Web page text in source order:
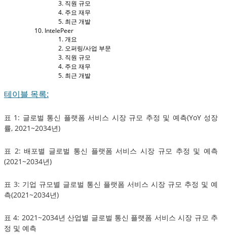
직원 규모
주요 재무
최근 개발
IntelePeer
개요
오퍼링/사업 부문
직원 규모
주요 재무
최근 개발
테이블 목록:
표 1: 글로벌 통신 플랫폼 서비스 시장 규모 추정 및 예측(YoY 성장
률, 2021~2034년)
표 2: 배포별 글로벌 통신 플랫폼 서비스 시장 규모 추정 및 예측
(2021~2034년)
표 3: 기업 규모별 글로벌 통신 플랫폼 서비스 시장 규모 추정 및 예
측(2021~2034년)
표 4: 2021~2034년 산업별 글로벌 통신 플랫폼 서비스 시장 규모 추
정 및 예측